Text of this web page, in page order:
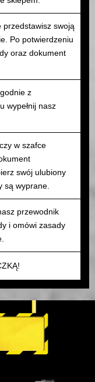
przedstawisz swoją
Po potwierdzeniu
oraz dokument
z
wypełnij nasz
w szafce
swój ulubiony
są wyprane.
przewodnik
i omówi zasady